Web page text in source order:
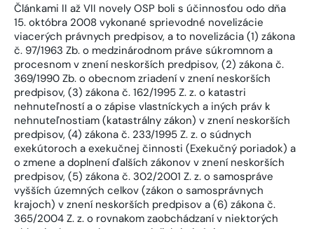
Článkami II až VII novely OSP boli s účinnosťou odo dňa
15. októbra 2008 vykonané sprievodné novelizácie
viacerých právnych predpisov, a to novelizácia (1) zákona
č. 97/1963 Zb. o medzinárodnom práve súkromnom a
procesnom v znení neskorších predpisov, (2) zákona č.
369/1990 Zb. o obecnom zriadení v znení neskorších
predpisov, (3) zákona č. 162/1995 Z. z. o katastri
nehnuteľností a o zápise vlastníckych a iných práv k
nehnuteľnostiam (katastrálny zákon) v znení neskorších
predpisov, (4) zákona č. 233/1995 Z. z. o súdnych
exekútoroch a exekučnej činnosti (Exekučný poriadok) a
o zmene a doplnení ďalších zákonov v znení neskorších
predpisov, (5) zákona č. 302/2001 Z. z. o samospráve
vyšších územných celkov (zákon o samosprávnych
krajoch) v znení neskorších predpisov a (6) zákona č.
365/2004 Z. z. o rovnakom zaobchádzaní v niektorých